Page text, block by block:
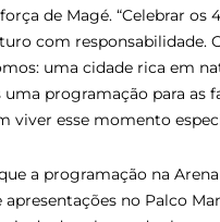
de Magé. “Celebrar os
com responsabilidade.
uma cidade rica em
programação para as
viver esse momento
a programação na
no Palco